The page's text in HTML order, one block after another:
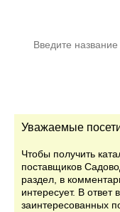
Уважаемые
Чтобы получить
поставщиков
раздел, в
интересует. В
заинтересованных